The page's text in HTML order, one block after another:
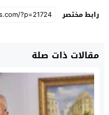
رابط مختصر
مقالات ذات صلة